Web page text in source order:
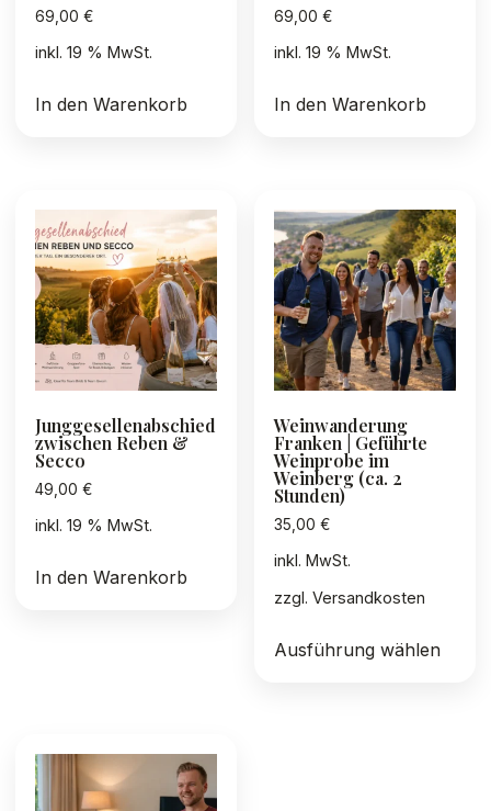
69,00 €
inkl. 19 % MwSt.
In den Warenkorb
69,00€
inkl. 19 % MwSt.
In den Warenkorb
Junggesellenabschied
zwischen Reben &
Secco
49,00 €
inkl. 19 % MwSt.
In den Warenkorb
Weinwanderung
Franken | Geführte
Weinprobe im
Weinberg (ca. 2
Stunden)
35,00€
inkl. MwSt.
zzgl.Versandkosten
Ausführung wählen